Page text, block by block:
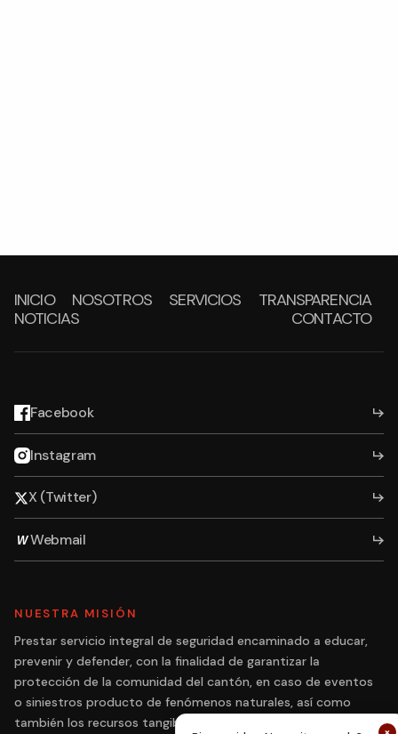
INICIO NOSOTROS SERVICIOS
TRANSPARENCIA
NOTICIAS
CONTACTO
Facebook
Instagram
X (Twitter)
WWebmail
NUESTRA MISIÓN
Prestar servicio integral de seguridad encaminado a educar,
prevenir y defender, con la finalidad de garantizar la
protección de la comunidad del cantón, en caso de eventos
o siniestros producto de fenómenos naturales, así como
también los recursos tangibles e intangibles.